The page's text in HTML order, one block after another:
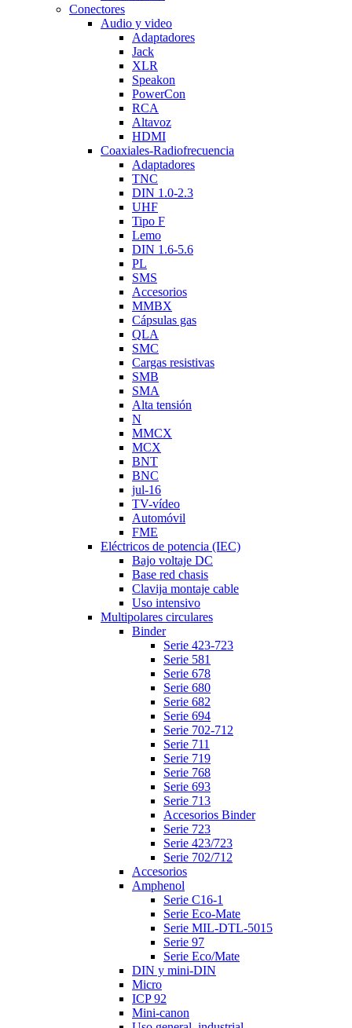
Conectores
Audio y video
Adaptadores
Jack
XLR
Speakon
PowerCon
RCA
Altavoz
HDMI
Coaxiales-Radiofrecuencia
Adaptadores
TNC
DIN 1.0-2.3
UHF
Tipo F
Lemo
DIN 1.6-5.6
PL
SMS
Accesorios
MMBX
Cápsulas gas
QLA
SMC
Cargas resistivas
SMB
SMA
Alta tensión
N
MMCX
MCX
BNT
BNC
jul-16
TV-vídeo
Automóvil
FME
Eléctricos de potencia (IEC)
Bajo voltaje DC
Base red chasis
Clavija montaje cable
Uso intensivo
Multipolares circulares
Binder
Serie 423-723
Serie 581
Serie 678
Serie 680
Serie 682
Serie 694
Serie 702-712
Serie 711
Serie 719
Serie 768
Serie 693
Serie 713
Accesorios Binder
Serie 723
Serie 423/723
Serie 702/712
Accesorios
Amphenol
Serie C16-1
Serie Eco-Mate
Serie MIL-DTL-5015
Serie 97
Serie Eco/Mate
DIN y mini-DIN
Micro
ICP 92
Mini-canon